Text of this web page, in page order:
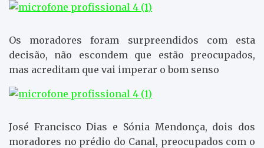
Os moradores foram surpreendidos com esta
decisão, não escondem que estão preocupados,
mas acreditam que vai imperar o bom senso
José Francisco Dias e Sónia Mendonça, dois dos
moradores no prédio do Canal, preocupados com o